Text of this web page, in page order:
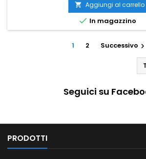
 Aggiungi al carrello
 In magazzino
1 2 Successivo 
Seguici su
PRODOTTI